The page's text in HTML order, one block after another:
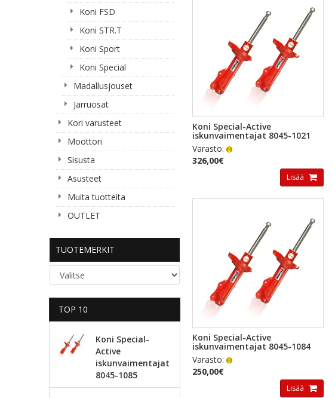
Koni FSD
Koni STR.T
Koni Sport
Koni Special
Madallusjouset
Jarruosat
Kori varusteet
Moottori
Sisusta
Asusteet
Muita tuotteita
OUTLET
TUOTEMERKIT
TOP 10
Koni Special-
Active
iskunvaimentajat
8045-1085
PIKAKATSELU
Koni Special-Active
iskunvaimentajat 8045-1021
Varasto:
326,00€
Lisää
PIKAKATSELU
Koni Special-Active
iskunvaimentajat 8045-1084
Varasto:
250,00€
Lisää